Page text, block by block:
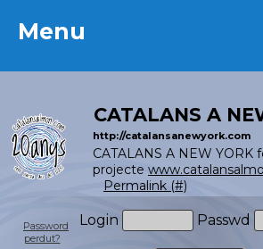
Menu
CATALANS A
http://catalansanewyork.com
CATALANS A NEW YORK
projecte
Permalink (#)
Login Passwd
Password
perdut?
Menu